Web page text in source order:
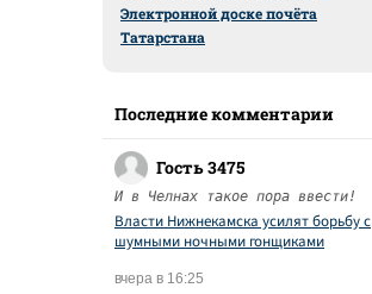
Электронной доске почёта
Татарстана
Последние комментарии
Гость 3475
И в Челнах такое пора ввести!
Власти Нижнекамска усилят борьбу с
шумными ночными гонщиками
вчера в 16:25